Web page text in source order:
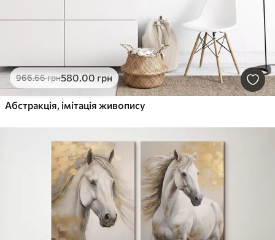
966.66грн580.00 грн
Абстракція, імітація живопису